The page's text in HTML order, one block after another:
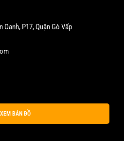
P17, Quận Gò Vấp
XEM BẢN ĐỒ